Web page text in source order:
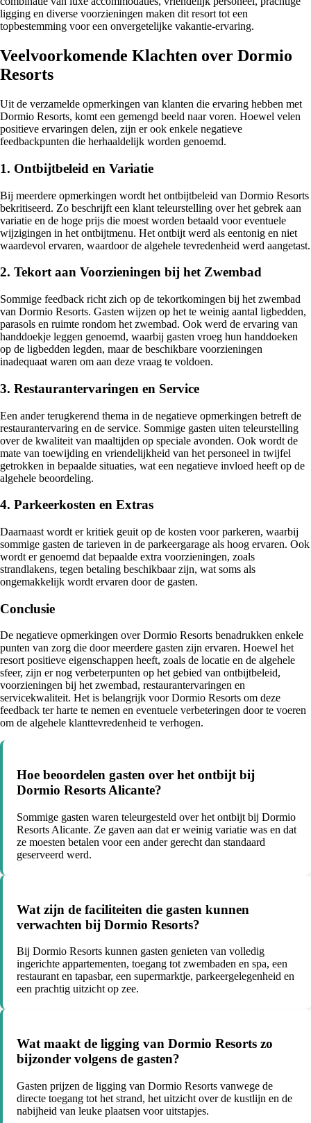
ligging en diverse voorzieningen maken dit resort tot een
topbestemming voor een onvergetelijke vakantie-ervaring.
Veelvoorkomende Klachten over Dormio
Resorts
Uit de verzamelde opmerkingen van klanten die ervaring hebben met
Dormio Resorts, komt een gemengd beeld naar voren. Hoewel velen
positieve ervaringen delen, zijn er ook enkele negatieve
feedbackpunten die herhaaldelijk worden genoemd.
1. Ontbijtbeleid en Variatie
Bij meerdere opmerkingen wordt het ontbijtbeleid van Dormio Resorts
bekritiseerd. Zo beschrijft een klant teleurstelling over het gebrek aan
variatie en de hoge prijs die moest worden betaald voor eventuele
wijzigingen in het ontbijtmenu. Het ontbijt werd als eentonig en niet
waardevol ervaren, waardoor de algehele tevredenheid werd aangetast.
2. Tekort aan Voorzieningen bij het Zwembad
Sommige feedback richt zich op de tekortkomingen bij het zwembad
van Dormio Resorts. Gasten wijzen op het te weinig aantal ligbedden,
parasols en ruimte rondom het zwembad. Ook werd de ervaring van
handdoekje leggen genoemd, waarbij gasten vroeg hun handdoeken
op de ligbedden legden, maar de beschikbare voorzieningen
inadequaat waren om aan deze vraag te voldoen.
3. Restaurantervaringen en Service
Een ander terugkerend thema in de negatieve opmerkingen betreft de
restaurantervaring en de service. Sommige gasten uiten teleurstelling
over de kwaliteit van maaltijden op speciale avonden. Ook wordt de
mate van toewijding en vriendelijkheid van het personeel in twijfel
getrokken in bepaalde situaties, wat een negatieve invloed heeft op de
algehele beoordeling.
4. Parkeerkosten en Extras
Daarnaast wordt er kritiek geuit op de kosten voor parkeren, waarbij
sommige gasten de tarieven in de parkeergarage als hoog ervaren. Ook
wordt er genoemd dat bepaalde extra voorzieningen, zoals
strandlakens, tegen betaling beschikbaar zijn, wat soms als
ongemakkelijk wordt ervaren door de gasten.
Conclusie
De negatieve opmerkingen over Dormio Resorts benadrukken enkele
punten van zorg die door meerdere gasten zijn ervaren. Hoewel het
resort positieve eigenschappen heeft, zoals de locatie en de algehele
sfeer, zijn er nog verbeterpunten op het gebied van ontbijtbeleid,
voorzieningen bij het zwembad, restaurantervaringen en
servicekwaliteit. Het is belangrijk voor Dormio Resorts om deze
feedback ter harte te nemen en eventuele verbeteringen door te voeren
om de algehele klanttevredenheid te verhogen.
Hoe beoordelen gasten over het ontbijt bij
Dormio Resorts Alicante?
Sommige gasten waren teleurgesteld over het ontbijt bij Dormio
Resorts Alicante. Ze gaven aan dat er weinig variatie was en dat
ze moesten betalen voor een ander gerecht dan standaard
geserveerd werd.
Wat zijn de faciliteiten die gasten kunnen
verwachten bij Dormio Resorts?
Bij Dormio Resorts kunnen gasten genieten van volledig
ingerichte appartementen, toegang tot zwembaden en spa, een
restaurant en tapasbar, een supermarktje, parkeergelegenheid en
een prachtig uitzicht op zee.
Wat maakt de ligging van Dormio Resorts zo
bijzonder volgens de gasten?
Gasten prijzen de ligging van Dormio Resorts vanwege de
directe toegang tot het strand, het uitzicht over de kustlijn en de
nabijheid van leuke plaatsen voor uitstapjes.